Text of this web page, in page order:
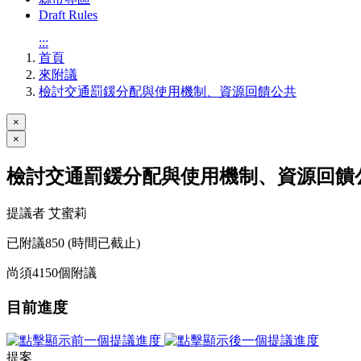
Draft Rules
:::
首頁
來附議
檢討交通罰鍰分配與使用機制、資源回饋公共
×
×
檢討交通罰鍰分配與使用機制、資源回饋
提議者 艾蜜莉
已附議850 (時間已截止)
尚須4150個附議
目前進度
提案